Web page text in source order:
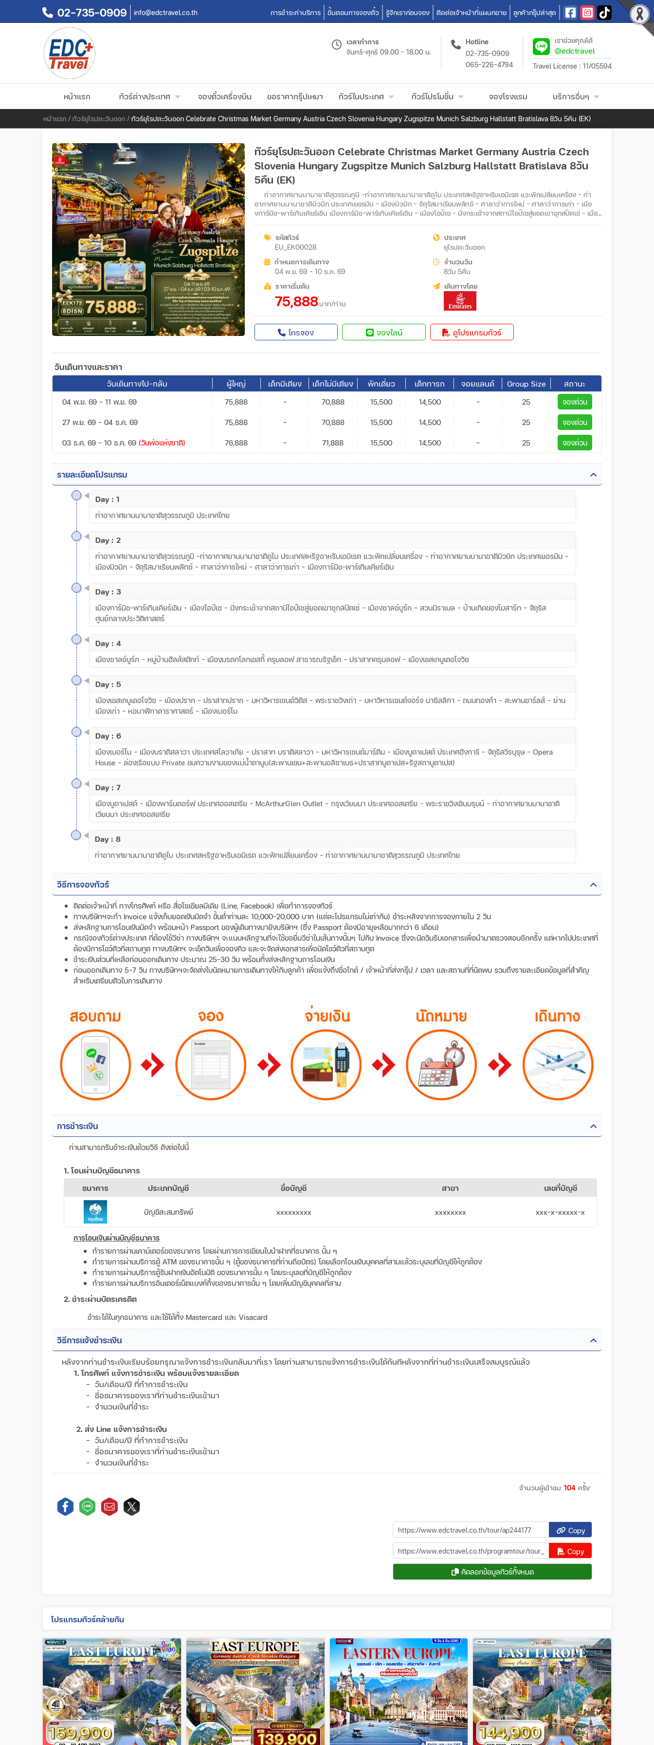
02-735-0909 info@edctravel.co.th การชำระค่าบริการ ขั้นตอนการจองตั๋ว รู้จักเราก่อนจอง ติดต่อเจ้าหน้าที่แผนกขาย ลูกค้ากรุ๊ปล่าสุด
เวลาทำการ
จันทร์-ศุกร์ 09.00 - 18.00 น.
Hotline
02-735-0909
065-226-4794
เราช่วยคุณได้
@edctravel
Travel License : 11/05594
หน้าแรก ทัวร์ต่างประเทศ จองตั๋วเครื่องบิน ขอราคากรุ๊ปเหมา ทัวร์ในประเทศ ทัวร์โปรโมชั่น จองโรงแรม บริการอื่นๆ
หน้าแรก / ทัวร์ยุโรปตะวันออก / ทัวร์ยุโรปตะวันออก Celebrate Christmas Market Germany Austria Czech Slovenia Hungary Zugspitze Munich Salzburg Hallstatt Bratislava 8วัน 5คืน (EK)
ทัวร์ยุโรปตะวันออก Celebrate Christmas Market Germany Austria Czech
Slovenia Hungary Zugspitze Munich Salzburg Hallstatt Bratislava 8วัน
5คืน (EK)
ท่าอากาศยานนานาชาติสุวรรณภูมิ –ท่าอากาศยานนานาชาติดูไบ ประเทศสหรัฐอาหรับเอมิเรต แวะพักเปลี่ยนเครื่อง – ท่า
อากาศยานนานาชาติมิวนิก ประเทศเยอรมัน – เมืองมิวนิก – จัตุรัสมาเรียนพลัทซ์ – ศาลาว่าการใหม่ – ศาลาว่าการเก่า – เมือ
งการ์มิช-พาร์เทินเคียร์เชิน เมืองการ์มิช-พาร์เทินเคียร์เชิน – เมืองไอป์เซ – นั่งกระเช้าจากสถานีไอป์เซสู่ยอดเขาซุกสปิตเซ่ – เมือง
มรดกโลกเชสกี้ ครุมลอฟ สาธารณรัฐเช็ก – ปราสาทครุมลอฟ – เมืองเชสเกบูเดอโจวิซ
รหัสทัวร์
EU_EK00028
ประเทศ
ยุโรปตะวันออก
กำหนดการเดินทาง
04 พ.ย. 69 - 10 ธ.ค. 69
จำนวนวัน
8วัน 5คืน
ราคาเริ่มต้น
75,888บาท/ท่าน
เดินทางโดย
โทรจอง จองไลน์ ดูโปรแกรมทัวร์
วันเดินทางและราคา
วันเดินทางไป-กลับ ผู้ใหญ่ เด็กมีเตียง เด็กไม่มีเตียง พักเดี่ยว เด็กทารก จอยแลนด์ Group Size สถานะ
04 พ.ย. 69 - 11 พ.ย. 69 75,888 - 70,888 15,500 14,500 - 25
จองด่วน
27 พ.ย. 69 - 04 ธ.ค. 69
75,888 - 70,888 15,500 14,500 - 25
จองด่วน
03 ธ.ค. 69 - 10 ธ.ค. 69 (วันพ่อเเห่งชาติ) 76,888 - 71,888 15,500 14,500 - 25 จองด่วน
รายละเอียดโปรแกรม
Day : 1
ท่าอากาศยานนานาชาติสุวรรณภูมิ ประเทศไทย
Day : 2
ท่าอากาศยานนานาชาติสุวรรณภูมิ –ท่าอากาศยานนานาชาติดูไบ ประเทศสหรัฐอาหรับเอมิเรต แวะพักเปลี่ยนเครื่อง – ท่าอากาศยานนานาชาติมิวนิก ประเทศเยอรมัน –
เมืองมิวนิก – จัตุรัสมาเรียนพลัทซ์ – ศาลาว่าการใหม่ – ศาลาว่าการเก่า – เมืองการ์มิช-พาร์เทินเคียร์เชิน
Day : 3
เมืองการ์มิช-พาร์เทินเคียร์เชิน – เมืองไอป์เซ – นั่งกระเช้าจากสถานีไอป์เซสู่ยอดเขาซุกสปิตเซ่ – เมืองซาลซ์บูร์ก – สวนมิราเบล – บ้านเกิดของโมสาร์ท – จัตุรัส
ศูนย์กลางประวัติศาสตร์
Day : 4
เมืองซาลซ์บูร์ก – หมู่บ้านฮัลส์สตัทท์ – เมืองมรดกโลกเชสกี้ ครุมลอฟ สาธารณรัฐเช็ก – ปราสาทครุมลอฟ – เมืองเชสเกบูเดอโจวิซ
Day : 5
เมืองเชสเกบูเดอโจวิซ – เมืองปราก – ปราสาทปราก – มหาวิหารเซนต์วิตัส – พระราชวังเก่า – มหาวิหารเซนต์จอร์จ บาซิลลิกา – ถนนทองคำ – สะพานชาร์ลส์ – ย่าน
เมืองเก่า – หอนาฬิกาดาราศาสตร์ – เมืองเบอร์โน
Day : 6
เมืองเบอร์โน – เมืองบราติสลาวา ประเทศสโลวาเกีย – ปราสาท บราติสลาวา – มหาวิหารเซนต์มาร์ติน – เมืองบูดาเปสต์ ประเทศฮังการี – จัตุรัสวีรบุรุษ – Opera
House – ล่องเรือแบบ Private ชมความงามของแม่น้ำดานูบ(สะพานเชน+สะพานอลิซาเบธ+ปราสาทบูดาเปส+รัฐสภาบูดาเปส)
Day : 7
เมืองบูดาเปสต์ - เมืองพาร์นดอร์ฟ ประเทศออสเตรีย - McArthurGlen Outlet – กรุงเวียนนา ประเทศออสเตรีย – พระราชวังเชินบรุนน์ – ท่าอากาศยานนานาชาติ
เวียนนา ประเทศออสเตรีย
Day : 8
ท่าอากาศยานนานาชาติดูไบ ประเทศสหรัฐอาหรับเอมิเรต แวะพักเปลี่ยนเครื่อง - ท่าอากาศยานนานาชาติสุวรรณภูมิ ประเทศไทย
วิธีการจองทัวร์
ติดต่อเจ้าหน้าที่ ทางโทรศัพท์ หรือ สื่อโซเชียลมีเดีย (Line, Facebook) เพื่อทำการจองทัวร์
ทางบริษัทฯจะทำ Invoice แจ้งเก็บยอดเงินมัดจำ ขั้นต่ำท่านละ 10,000-20,000 บาท (แต่ละโปรแกรมไม่เท่ากัน) ชำระหลังจากการจองภายใน 2 วัน
ส่งหลักฐานการโอนเงินมัดจำ พร้อมหน้า Passport ของผู้เดินทางมายังบริษัทฯ (ซึ่ง Passport ต้องมีอายุเหลือมากกว่า 6 เดือน)
กรณีจองทัวร์ต่างประเทศ ที่ต้องใช้วีซ่า ทางบริษัทฯ จะแนบหลักฐานที่จะใช้ขอยื่นวีซ่าในเส้นทางนั้นๆ ไปกับ Invoice ซึ่งจะนัดวันรับเอกสารเพื่อนำมาตรวจสอบอีกครั้ง แต่หากไปประเทศที่
ต้องมีการโชว์ตัวที่สถานทูต ทางบริษัทฯ จะเช็ควันเพื่อจองคิว และจะจัดส่งเอกสารเพื่อนัดโชว์ตัวที่สถานทูต
ชำระเงินส่วนที่เหลือก่อนออกเดินทาง ประมาณ 25-30 วัน พร้อมทั้งส่งหลักฐานการโอนเงิน
ก่อนออกเดินทาง 5-7 วัน ทางบริษัทฯจะจัดส่งใบนัดหมายการเดินทางให้กับลูกค้า เพื่อแจ้งถึงชื่อไกด์ / เจ้าหน้าที่ส่งกรุ๊ป / เวลา และสถานที่ที่นัดพบ รวมถึงรายละเอียดข้อมูลที่สำคัญ
สำหรับเตรียมตัวในการเดินทาง
การชำระเงิน
ท่านสามารถรับชำระเงินด้วยวิธี ดังต่อไปนี้
1. โอนผ่านบัญชีธนาคาร
ธนาคาร
ประเภทบัญชี ชื่อบัญชี สาขา เลขที่บัญชี
บัญชีสะสมทรัพย์ xxxxxxxxx xxxxxxxx xxx-x-xxxxx-x
การโอนเงินผ่านบัญชีธนาคาร
ทำรายการผ่านเคาน์เตอร์ของธนาคาร โดยผ่านการการเขียนใบนำฝากที่ธนาคาร นั้น ๆ
ทำรายการผ่านบริการตู้ ATM ของธนาคารนั้น ๆ (ตู้ของธนาคารที่ท่านถือบัตร) โดยเลือกโอนเงินบุคคลที่สามแล้วระบุเลขที่บัญชีให้ถูกต้อง
ทำรายการผ่านบริการตู้รับฝากเงินอัตโนมัติ ของธนาคารนั้น ๆ โดยระบุเลขที่บัญชีให้ถูกต้อง
ทำรายการผ่านบริการอินเตอร์เน็ตแบงค์กิ้งของธนาคารนั้น ๆ โดยเพิ่มบัญชีบุคคลที่สาม
2. ชำระผ่านบัตรเครดิต
ชำระได้ในทุกธนาคาร และใช้ได้ทั้ง Mastercard และ Visacard
วิธีการแจ้งชำระเงิน
หลังจากท่านชำระเงินเรียบร้อยกรุณาแจ้งการชำระเงินกลับมาที่เรา โดยท่านสามารถแจ้งการชำระเงินได้ทันทีหลังจากที่ท่านชำระเงินเสร็จสมบูรณ์แล้ว
1. โทรศัพท์ แจ้งการชำระเงิน พร้อมแจ้งรายละเอียด
- วัน/เดือน/ปี ที่ทำการชำระเงิน
- ชื่อธนาคารของเราที่ท่านชำระเงินเข้ามา
- จำนวนเงินที่ชำระ
2. ส่ง Line แจ้งการชำระเงิน
- วัน/เดือน/ปี ที่ทำการชำระเงิน
- ชื่อธนาคารของเราที่ท่านชำระเงินเข้ามา
- จำนวนเงินที่ชำระ
จำนวนผู้เข้าชม 104 ครั้ง
Copy
Copy
คัดลอกข้อมูลทัวร์ทั้งหมด
โปรแกรมทัวร์คล้ายกัน